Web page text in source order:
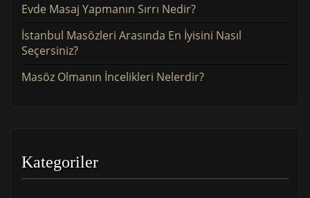
Evde Masaj Yapmanın Sırrı Nedir?
İstanbul Masözleri Arasında En İyisini Nasıl
Seçersiniz?
Masöz Olmanın İncelikleri Nelerdir?
Kategoriler